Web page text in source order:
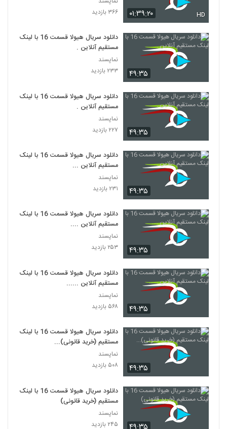
۰۱:۳۹:۲۰ HD
۳۶۶ بازدید
۴۹:۳۵
دانلود سریال هیولا قسمت 16 با لینک
مستقیم آنلاین .
نماپسند
۲۳۳ بازدید
۴۹:۳۵
دانلود سریال هیولا قسمت 16 با لینک
مستقیم آنلاین .
نماپسند
۲۲۷ بازدید
۴۹:۳۵
دانلود سریال هیولا قسمت 16 با لینک
مستقیم آنلاین ...
نماپسند
۲۳۱ بازدید
۴۹:۳۵
دانلود سریال هیولا قسمت 16 با لینک
مستقیم آنلاین ....
نماپسند
۲۵۳ بازدید
۴۹:۳۵
دانلود سریال هیولا قسمت 16 با لینک
مستقیم آنلاین ......
نماپسند
۵۶۸ بازدید
۴۹:۳۵
دانلود سریال هیولا قسمت 16 با لینک
مستقیم (خرید قانونی)...
نماپسند
۵۰۸ بازدید
دانلود سریال هیولا قسمت 16 با لینک
مستقیم (خرید قانونی)
نماپسند
۲۴۵ بازدید